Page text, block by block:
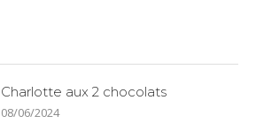
Charlotte aux 2 chocolats
08/06/2024